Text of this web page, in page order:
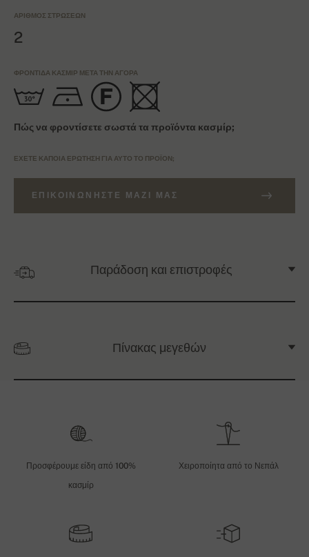
ΑΡΙΘΜΌΣ ΣΤΡΏΣΕΩΝ
2
ΦΡΟΝΤΊΔΑ ΚΑΣΜΊΡ ΜΕΤΆ ΤΗΝ ΑΓΟΡΆ
Πώς να φροντίσετε σωστά τα προϊόντα κασμίρ;
ΈΧΕΤΕ ΚΆΠΟΙΑ ΕΡΏΤΗΣΗ ΓΙΑ ΑΥΤΌ ΤΟ ΠΡΟΪΌΝ;
ΕΠΙΚΟΙΝΩΝΉΣΤΕ ΜΑΖΊ ΜΑΣ
Παράδοση και επιστροφές
Πίνακας μεγεθών
Προσφέρουμε είδη από 100%
κασμίρ
Χειροποίητα από το Νεπάλ